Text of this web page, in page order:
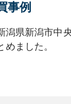
事例
潟県新潟市中
ました。